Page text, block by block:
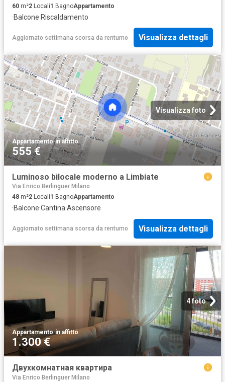
60 m²2 Locali1 BagnoAppartamento
·Balcone·Riscaldamento
Aggiornato settimana scorsa da rentumo Visualizza dettagli
Visualizza foto
Appartamento·in affitto
555 €
Luminoso bilocale moderno a Limbiate
Via Enrico Berlinguer Milano
48 m²2 Locali1 BagnoAppartamento
·Balcone·Cantina·Ascensore
Aggiornato settimana scorsa da rentumo Visualizza dettagli
4 foto
Appartamento·in affitto
1.300 €
Двухкомнатная квартира
Via Enrico Berlinguer Milano